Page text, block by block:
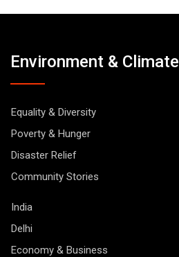
Environment & Climate
Equality & Diversity
Poverty & Hunger
Disaster Relief
Community Stories
India
Delhi
Economy & Business